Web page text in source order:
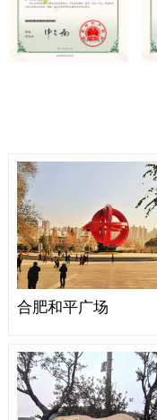
合肥和平广场